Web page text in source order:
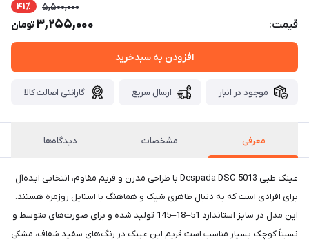
قیمت:
5,500,000 41٪
3,255,000تومان
افزودن به سبدخرید
موجود در انبار ارسال سریع گارانتی اصالت کالا
معرفی مشخصات دیدگاه‌ها
عینک طبی Despada DSC 5013 با طراحی مدرن و فریم مقاوم، انتخابی ایده‌آل
برای افرادی است که به دنبال ظاهری شیک و هماهنگ با استایل روزمره هستند.
این مدل در سایز استاندارد 51–18–145 تولید شده و برای صورت‌های متوسط و
نسبتاً کوچک بسیار مناسب است.فریم این عینک در رنگ‌های سفید شفاف، مشکی